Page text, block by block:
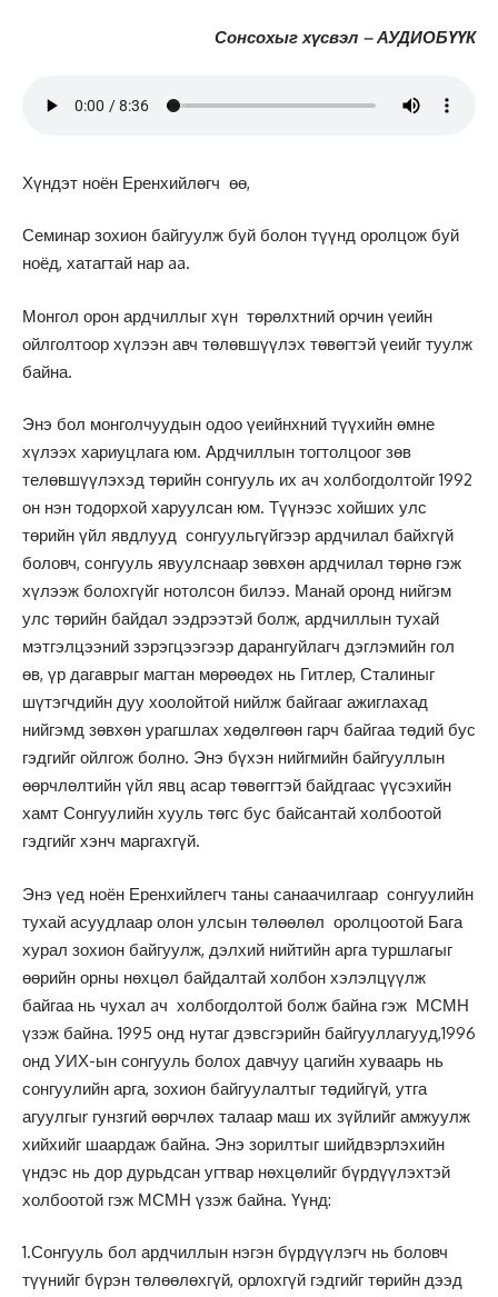
Сонсохыг хүсвэл – АУДИОБҮҮК
Хүндэт ноён Еренхийлөгч өө,
Семинар зохион байгуулж буй болон түүнд оролцож буй
ноёд, хатагтай нар aa.
Монгол орон ардчиллыг хүн төрөлхтний орчин үеийн
ойлголтоор хүлээн авч төлөвшүүлэх төвөгтэй үеийг туулж
байна.
Энэ бол монголчуудын одоо үеийнхний түүхийн өмне
хүлээх хариуцлага юм. Ардчиллын тогтолцоог зөв
телөвшүүлэхэд төрийн сонгууль их ач холбогдолтойг 1992
он нэн тодорхой харуулсан юм. Түүнээс хойших улс
төрийн үйл явдлууд сонгуульгүйгээр ардчилал байхгүй
боловч, сонгууль явуулснаар зөвхөн ардчилал төрнө гэж
хүлээж болохгүйг нотолсон билээ. Манай оронд нийгэм
улс төрийн байдал ээдрээтэй болж, ардчиллын тухай
мэтгэлцээний зэрэгцээгээр дарангуйлагч дэглэмийн гол
өв, үр дагаврыг магтан мөрөөдөх нь Гитлер, Сталиныг
шүтэгчдийн дуу хоолойтой нийлж байгааг ажиглахад
нийгэмд зөвхөн урагшлах хөдөлгөөн гарч байгаа төдий бус
гэдгийг ойлгож болно. Энэ бүхэн нийгмийн байгууллын
өөрчлөлтийн үйл явц асар төвөггтэй байдгаас үүсэхийн
хамт Сонгуулийн хууль төгс бус байсантай холбоотой
гэдгийг хэнч маргахгүй.
Энэ үед ноён Еренхийлегч таны санаачилгаар сонгуулийн
тухай асуудлаар олон улсын төлөөлөл оролцоотой Бага
хурал зохион байгуулж, дэлхий нийтийн арга туршлагыг
өөрийн орны нөхцөл байдалтай холбон хэлэлцүүлж
байгаа нь чухал aч холбогдолтой болж байна гэж МСМН
үзэж байна. 1995 онд нутаг дэвсгэрийн байгууллагууд,1996
онд УИХ-ын сонгууль болох давчуу цагийн хуваарь нь
сонгуулийн арга, зохион байгуулалтыг төдийгүй, утга
агуулгыr гунзгий өөрчлөх талаар маш их зүйлийг амжуулж
хийхийг шаардаж байна. Энэ зорилтыг шийдвэрлэхийн
үндэс нь дор дурьдсан угтвар нөхцөлийг бүрдүүлэхтэй
холбоотой гэж МСМН үзэж байна. Үүнд:
1.Сонгууль бол ардчиллын нэгэн бүрдүүлэгч нь боловч
түүнийг бүрэн төлөөлөхгүй, орлохгүй гэдгийг төрийн дээд